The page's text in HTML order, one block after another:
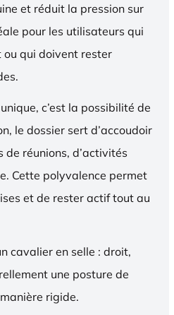
et réduit la pression sur
pour les utilisateurs qui
qui doivent rester
c’est la possibilité de
le dossier sert d’accoudoir
réunions, d’activités
Cette polyvalence permet
et de rester actif tout au
cavalier en selle : droit,
une posture de
rigide.